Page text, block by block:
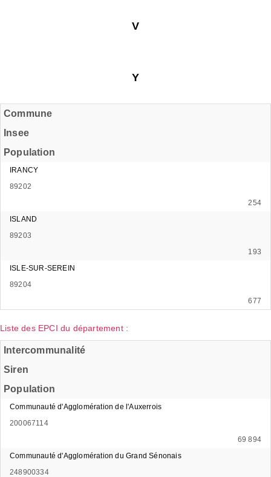
V
Y
Commune
Insee
Population
IRANCY
89202
254
ISLAND
89203
193
ISLE-SUR-SEREIN
89204
677
Liste des EPCI du département :
Intercommunalité
Siren
Population
Communauté d'Agglomération de l'Auxerrois
200067114
69 894
Communauté d'Agglomération du Grand Sénonais
248900334